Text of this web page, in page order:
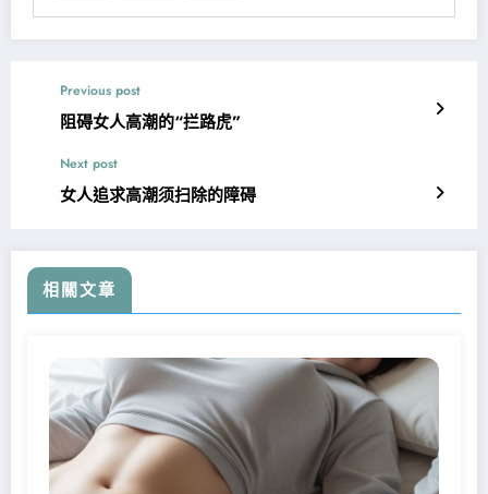
Previous post
阻碍女人高潮的“拦路虎”
Next post
女人追求高潮须扫除的障碍
相關文章